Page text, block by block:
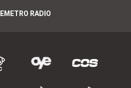
RADIO